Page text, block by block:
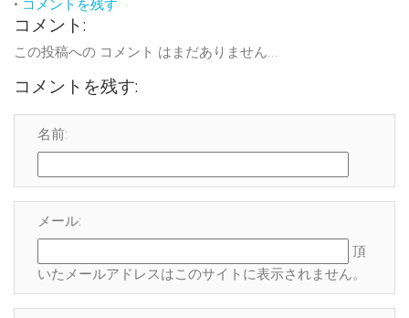
• コメントを残す
コメント:
この投稿への コメント はまだありません...
コメントを残す:
名前:
メール:
頂
いたメールアドレスはこのサイトに表示されません。